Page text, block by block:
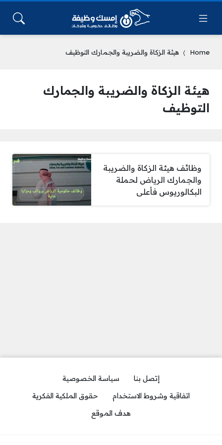
Home هيئة الزكاة والضريبة والجمارك التوظيف
هيئة الزكاة والضريبة والجمارك
التوظيف
وظائف هيئة الزكاة والضريبة
والجمارك الرياض لحملة
البكالوريوس فأعلى
إتصل بنا
سياسة الخصوصية
اتفاقية وشروط الاستخدام
حقوق الملكية الفكرية
هدف الموقع